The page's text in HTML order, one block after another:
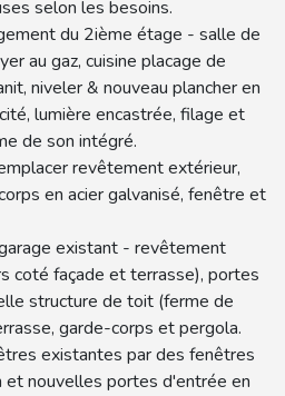
selon les besoins.
du 2ième étage - salle de
au gaz, cuisine placage de
niveler & nouveau plancher en
lumière encastrée, filage et
de son intégré.
revêtement extérieur,
en acier galvanisé, fenêtre et
existant - revêtement
coté façade et terrasse), portes
structure de toit (ferme de
garde-corps et pergola.
existantes par des fenêtres
nouvelles portes d'entrée en